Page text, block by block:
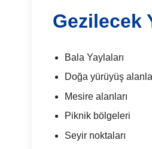
Gezilecek
Bala Yaylaları
Doğa yürüyüş
Mesire alanları
Piknik bölgeleri
Seyir noktaları